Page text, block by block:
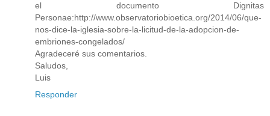
el documento Dignitas
Personae:http://www.observatoriobioetica.org/2014/06/que-
nos-dice-la-iglesia-sobre-la-licitud-de-la-adopcion-de-
embriones-congelados/
Agradeceré sus comentarios.
Saludos,
Luis
Responder